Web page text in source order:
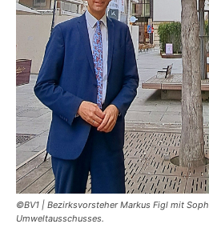
©BV1 | Bezirksvorsteher Markus Figl mit
Umweltausschusses.